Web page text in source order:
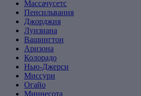
Массачусетс
Пенсильвания
Джорджия
Луизиана
Вашингтон
Аризона
Колорадо
Нью-Джерси
Миссури
Огайо
Миннесота